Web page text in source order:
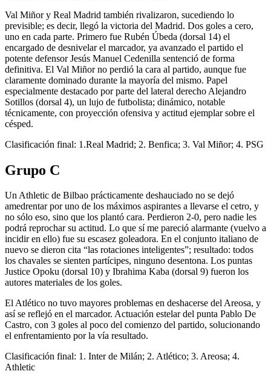
Val Miñor y Real Madrid también rivalizaron, sucediendo lo
previsible; es decir, llegó la victoria del Madrid. Dos goles a cero,
uno en cada parte. Primero fue Rubén Úbeda (dorsal 14) el
encargado de desnivelar el marcador, ya avanzado el partido el
potente defensor Jesús Manuel Cedenilla sentenció de forma
definitiva. El Val Miñor no perdió la cara al partido, aunque fue
claramente dominado durante la mayoría del mismo. Papel
especialmente destacado por parte del lateral derecho Alejandro
Sotillos (dorsal 4), un lujo de futbolista; dinámico, notable
técnicamente, con proyección ofensiva y actitud ejemplar sobre el
césped.
Clasificación final: 1.Real Madrid; 2. Benfica; 3. Val Miñor; 4. PSG
Grupo C
Un Athletic de Bilbao prácticamente deshauciado no se dejó
amedrentar por uno de los máximos aspirantes a llevarse el cetro, y
no sólo eso, sino que los plantó cara. Perdieron 2-0, pero nadie les
podrá reprochar su actitud. Lo que sí me pareció alarmante (vuelvo a
incidir en ello) fue su escasez goleadora. En el conjunto italiano de
nuevo se dieron cita “las rotaciones inteligentes”; resultado: todos
los chavales se sienten partícipes, ninguno desentona. Los puntas
Justice Opoku (dorsal 10) y Ibrahima Kaba (dorsal 9) fueron los
autores materiales de los goles.
El Atlético no tuvo mayores problemas en deshacerse del Areosa, y
así se reflejó en el marcador. Actuación estelar del punta Pablo De
Castro, con 3 goles al poco del comienzo del partido, solucionando
el enfrentamiento por la vía resultado.
Clasificación final: 1. Inter de Milán; 2. Atlético; 3. Areosa; 4.
Athletic